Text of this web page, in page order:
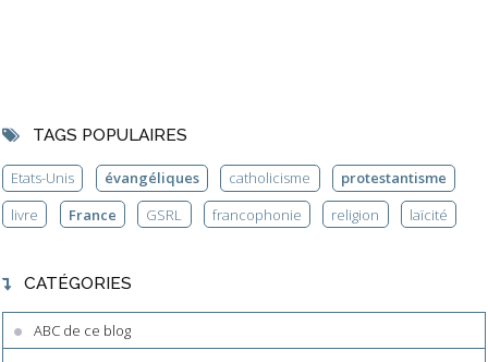
TAGS POPULAIRES
Etats-Unis évangéliques catholicisme
protestantisme
livre
France GSRL francophonie religion laïcité
CATÉGORIES
ABC de ce blog